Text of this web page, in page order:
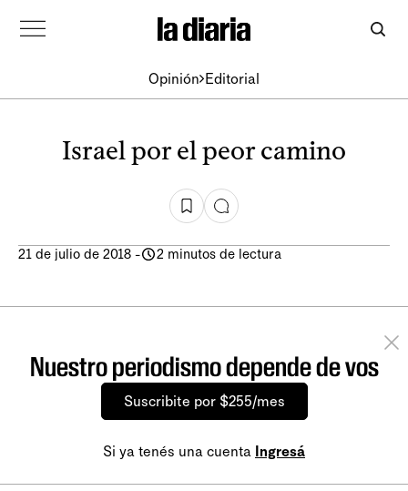
Opinión Editorial
Israel por el peor camino
21 de julio de 2018 - 2 minutos de lectura
Nuestro periodismo depende de vos
Suscribite por $255/mes
Si ya tenés una cuenta Ingresá